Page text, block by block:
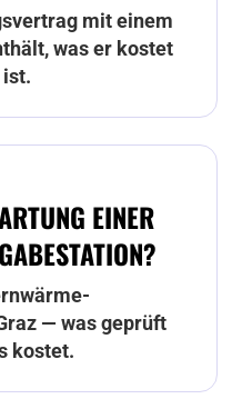
mit einem
was er kostet
ist.
EINER
— was geprüft
kostet.